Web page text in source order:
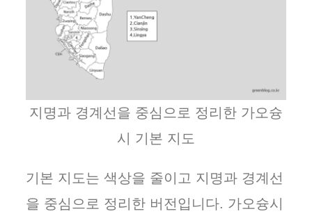
지명과 경계선을 중심으로 정리한 가오슝
시 기본 지도
기본 지도는 색상을 줄이고 지명과 경계선
을 중심으로 정리한 버전입니다. 가오슝시